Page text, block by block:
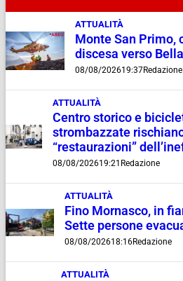
ATTUALITÀ
Monte San Primo,
discesa verso
08/08/202619:37Redazione
ATTUALITÀ
Centro storico e
strombazzate
“restaurazioni”
08/08/202619:21 Redazione
ATTUALITÀ
Fino Mornasco, in
Sette persone
08/08/202618:16Redazione
ATTUALITÀ